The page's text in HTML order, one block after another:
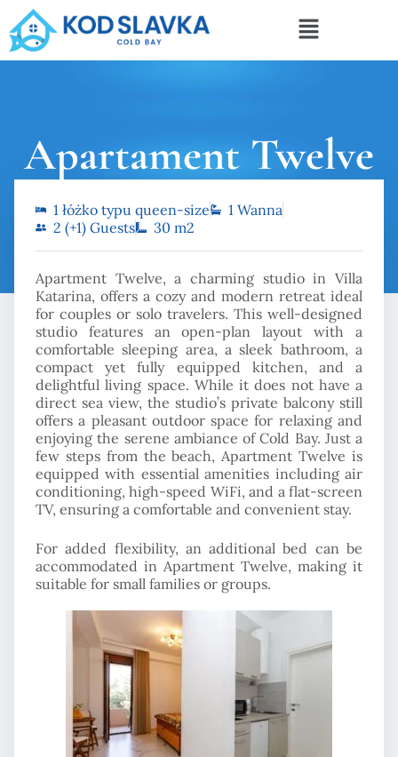
Apartament Twelve
Strona główna Apartament Twelve
1 łóżko typu queen-size
1 Wanna
2 (+1) Guests
30 m2
Apartment Twelve, a charming studio in Villa
Katarina, offers a cozy and modern retreat ideal
for couples or solo travelers. This well-designed
studio features an open-plan layout with a
comfortable sleeping area, a sleek bathroom, a
compact yet fully equipped kitchen, and a
delightful living space. While it does not have a
direct sea view, the studio’s private balcony still
offers a pleasant outdoor space for relaxing and
enjoying the serene ambiance of Cold Bay. Just a
few steps from the beach, Apartment Twelve is
equipped with essential amenities including air
conditioning, high-speed WiFi, and a flat-screen
TV, ensuring a comfortable and convenient stay.
For added flexibility, an additional bed can be
accommodated in Apartment Twelve, making it
suitable for small families or groups.